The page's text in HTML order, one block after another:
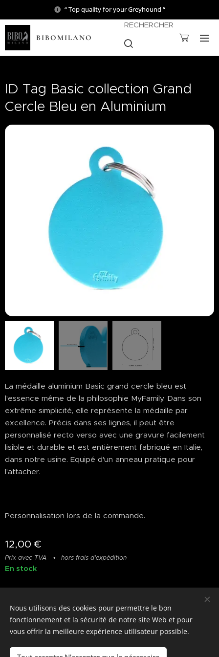
“ Top quality for your Greyhound “
BIBOMILANO
RECHERCHER
ID Tag Basic collection Grand
Cercle Bleu en Aluminium
La médaille aluminium Basic grand cercle bleu est
l'essence même de la philosophie MyFamily. Dans son
extrême simplicité, elle représente la médaille par
excellence. Précis dans ses lignes, il peut être
personnalisé recto verso avec une gravure facilement
lisible et durable et est entièrement fabriqué en Italie,
dans notre usine. Equipé d'un anneau pratique pour
l'attacher.
Personnalisation lors de la commande.
12,00 €
Prix avec TVA hors frais d'expédition
En stock
© photostylist.it- 2026 All rights reserved Cookies
Langues
Nous utilisons des cookies pour permettre le bon
fonctionnement et la sécurité de notre site Web et pour
vous offrir la meilleure expérience utilisateur possible.